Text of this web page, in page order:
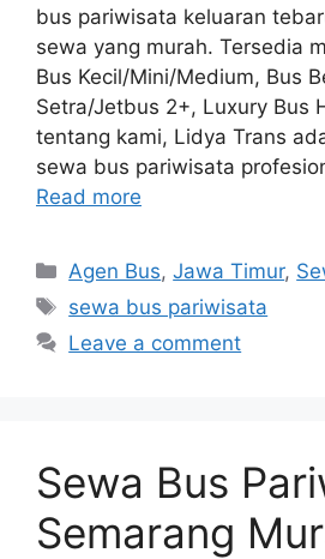
bus pariwisata keluaran
sewa yang murah. Tersedia
Bus Kecil/Mini/Medium, Bus
Setra/Jetbus 2+, Luxury Bus
tentang kami, Lidya Trans
sewa bus pariwisata
Read more
Categories
Agen Bus,Jawa Timur,
Tags
sewa bus pariwisata
Leave a comment
Sewa Bus
Semarang